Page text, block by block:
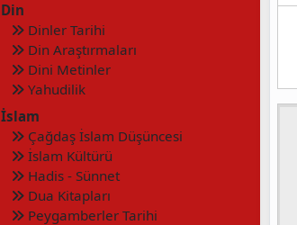
Din
Dinler Tarihi
Din Araştırmaları
Dini Metinler
Yahudilik
İslam
Çağdaş İslam Düşüncesi
İslam Kültürü
Hadis - Sünnet
Dua Kitapları
Peygamberler Tarihi